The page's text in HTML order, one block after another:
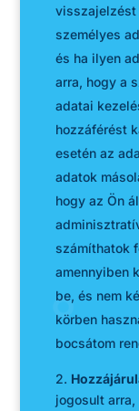
visszajelzést
személyes
és ha ilyen
arra, hogy a
adatai
hozzáférést
esetén az
adatok
hogy az Ön
számíthatok
amennyiben
be, és nem
körben
bocsátom
2.
jogosult